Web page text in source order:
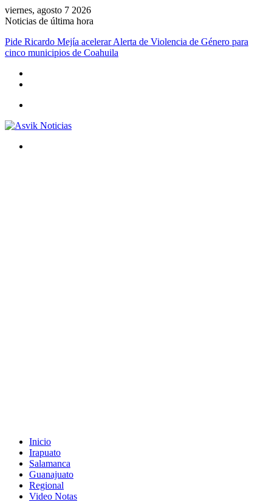
viernes, agosto 7 2026
Noticias de última hora
Pide Ricardo Mejía acelerar Alerta de Violencia de Género para
cinco municipios de Coahuila
Inicio
Irapuato
Salamanca
Guanajuato
Regional
Video Notas